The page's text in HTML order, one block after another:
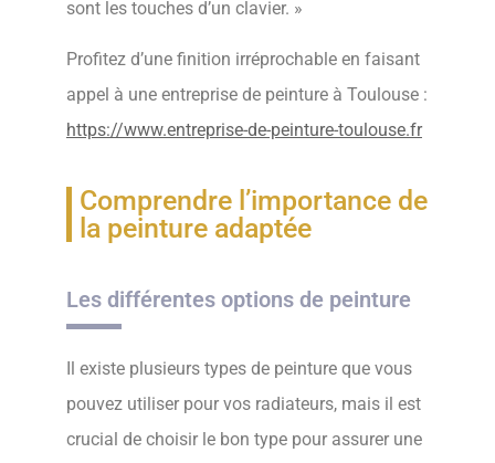
sont les touches d’un clavier. »
Profitez d’une finition irréprochable en faisant
appel à une entreprise de peinture à Toulouse :
https://www.entreprise-de-peinture-toulouse.fr
Comprendre l’importance de
la peinture adaptée
Les différentes options de peinture
Il existe plusieurs types de peinture que vous
pouvez utiliser pour vos radiateurs, mais il est
crucial de choisir le bon type pour assurer une